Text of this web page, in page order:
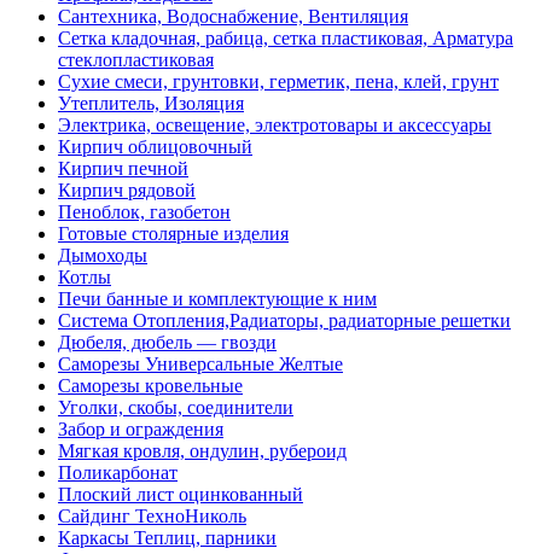
Сантехника, Водоснабжение, Вентиляция
Сетка кладочная, рабица, сетка пластиковая, Арматура
стеклопластиковая
Сухие смеси, грунтовки, герметик, пена, клей, грунт
Утеплитель, Изоляция
Электрика, освещение, электротовары и аксессуары
Кирпич облицовочный
Кирпич печной
Кирпич рядовой
Пеноблок, газобетон
Готовые столярные изделия
Дымоходы
Котлы
Печи банные и комплектующие к ним
Система Отопления,Радиаторы, радиаторные решетки
Дюбеля, дюбель — гвозди
Саморезы Универсальные Желтые
Саморезы кровельные
Уголки, скобы, соединители
Забор и ограждения
Мягкая кровля, ондулин, рубероид
Поликарбонат
Плоский лист оцинкованный
Сайдинг ТехноНиколь
Каркасы Теплиц, парники